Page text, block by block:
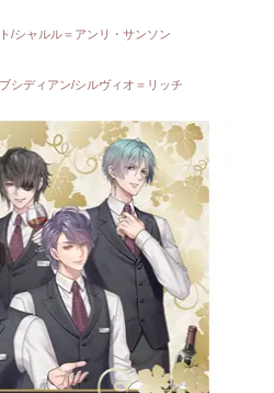
/シャルル＝アンリ・サンソン
シディアン/シルヴィオ＝リッチ